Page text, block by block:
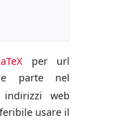
per url
parte nel
web
usare il